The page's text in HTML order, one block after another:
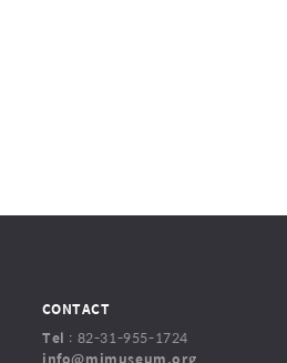
CONTACT
Tel : 82-31-955-1724
info@mjmuseum.org